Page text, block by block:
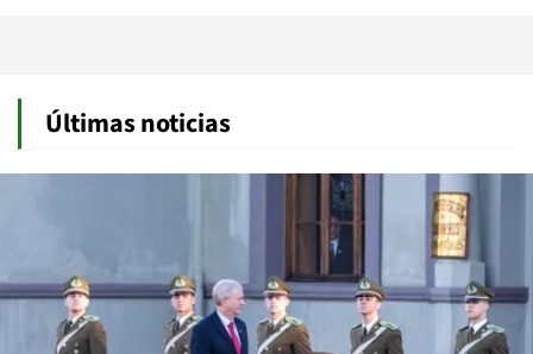
Últimas noticias